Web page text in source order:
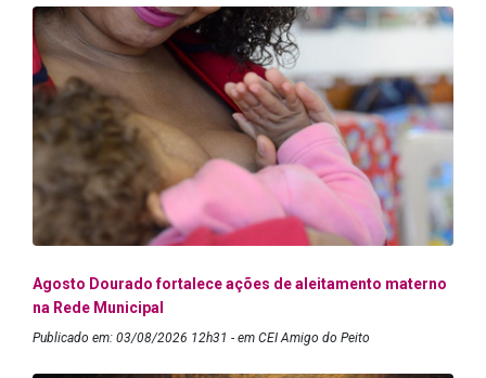
Agosto Dourado fortalece ações de aleitamento materno
na Rede Municipal
Publicado em: 03/08/2026 12h31 - em CEI Amigo do Peito